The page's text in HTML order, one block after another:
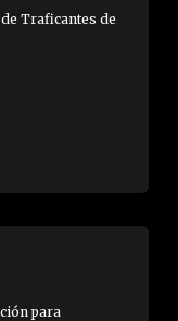
Traficantes de
para